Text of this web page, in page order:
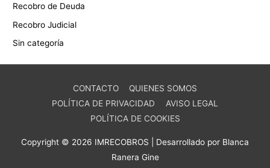
Recobro de Deuda
Recobro Judicial
Sin categoría
CONTACTO
QUIENES SOMOS
POLÍTICA DE PRIVACIDAD
AVISO LEGAL
POLÍTICA DE COOKIES
Copyright © 2026 IMRECOBROS | Desarrollado por Blanca
Ranera Gine